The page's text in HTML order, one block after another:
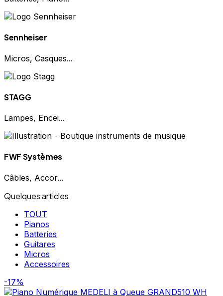
Sennheiser
Micros, Casques...
STAGG
Lampes, Encei...
FWF Systèmes
Câbles, Accor...
Quelques articles
TOUT
Pianos
Batteries
Guitares
Micros
Accessoires
-17%